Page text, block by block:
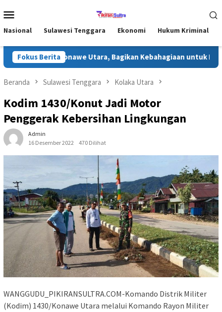
ke
Mobile
Nasional Sulawesi Tenggara Ekonomi Hukum Kriminal
Fokus Berita
di Konawe Utara, Bagikan Kebahagiaan untuk
Beranda Sulawesi Tenggara Kolaka Utara
Kodim 1430/Konut Jadi Motor
Penggerak Kebersihan Lingkungan
Admin
16 Desember 2022
470 Dilihat
WANGGUDU_PIKIRANSULTRA.COM-Komando Distrik Militer
(Kodim) 1430/Konawe Utara melalui Komando Rayon Militer